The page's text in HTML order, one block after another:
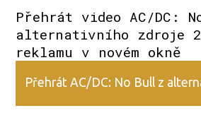
Přehrát video AC/DC:
alternativního zdroje
reklamu v novém okně
Přehrát AC/DC: No Bull z